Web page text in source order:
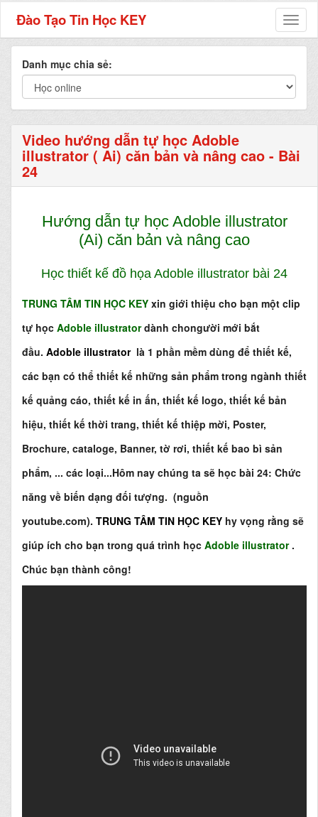
Đào Tạo Tin Học KEY
Danh mục chia sẻ:
Video hướng dẫn tự học Adoble
illustrator ( Ai) căn bản và nâng cao - Bài
24
Hướng dẫn tự học Adoble illustrator
(Ai) căn bản và nâng cao
Học thiết kế đồ họa Adoble illustrator bài 24
TRUNG TÂM TIN HỌC KEY xin giới thiệu cho bạn một clip
tự học Adoble illustratordành chongười mới bắt
đầu. Adoble illustratorlà 1 phần mềm dùng để thiết kế,
các bạn có thể thiết kế những sản phẩm trong ngành thiết
kế quảng cáo, thiết kế in ấn, thiết kế logo, thiết kế bản
hiệu, thiết kế thời trang, thiết kế thiệp mời, Poster,
Brochure, cataloge, Banner, tờ rơi, thiết kế bao bì sản
phẩm, ... các loại...Hôm nay chúng ta sẽ học bài 24: Chức
năng về biến dạng đối tượng. (nguồn
youtube.com). TRUNG TÂM TIN HỌC KEY hy vọng rằng sẽ
giúp ích cho bạn trong quá trình học Adoble illustrator .
Chúc bạn thành công!